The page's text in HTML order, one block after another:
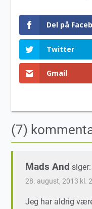
Del på
Twitter
Gmail
(7)
Mads And siger:
28. august, 2013 kl.
Jeg har aldrig